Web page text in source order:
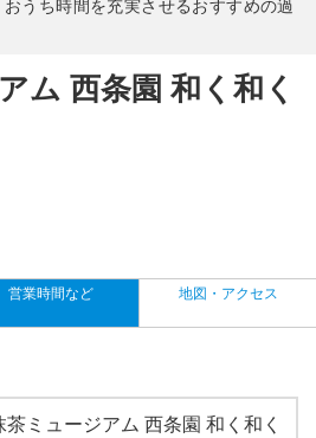
おうち時間を充実させるおすすめの過
ム 西条園 和く和く
営業時間など 地図・アクセス
茶ミュージアム 西条園 和く和く